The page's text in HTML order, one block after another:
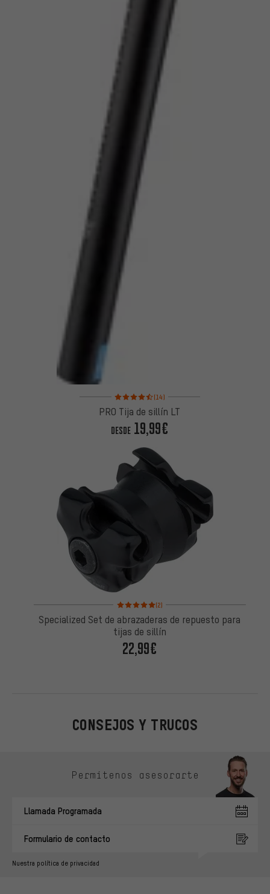
Valoración media: 4,5 de 5 basada en 14 reseñas
(14)
PRO Tija de sillín LT
DESDE19,99€
Valoración media: 5 de 5 basada en 2 reseñas
(2)
Specialized Set de abrazaderas de repuesto para
tijas de sillín
22,99€
CONSEJOS Y TRUCOS
Permítenos asesorarte
Llamada Programada
Formulario de contacto
Nuestra política de privacidad